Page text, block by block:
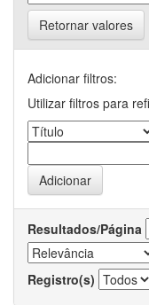
Retornar valores
Adicionar filtros:
Utilizar filtros para
Resultados/Página
Registro(s)